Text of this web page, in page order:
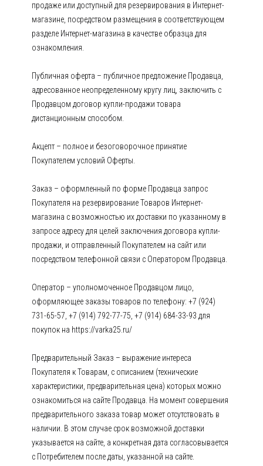
продаже или доступный для резервирования в Интернет-
магазине, посредством размещения в соответствующем
разделе Интернет-магазина в качестве образца для
ознакомления.
Публичная оферта – публичное предложение Продавца,
адресованное неопределенному кругу лиц, заключить с
Продавцом договор купли-продажи товара
дистанционным способом.
Акцепт – полное и безоговорочное принятие
Покупателем условий Оферты.
Заказ – оформленный по форме Продавца запрос
Покупателя на резервирование Товаров Интернет-
магазина с возможностью их доставки по указанному в
запросе адресу для целей заключения договора купли-
продажи, и отправленный Покупателем на сайт или
посредством телефонной связи с Оператором Продавца.
Оператор – уполномоченное Продавцом лицо,
оформляющее заказы товаров по телефону: +7 (924)
731-65-57, +7 (914) 792-77-75, +7 (914) 684-33-93 для
покупок на https://varka25.ru/
Предварительный Заказ – выражение интереса
Покупателя к Товарам, с описанием (технические
характеристики, предварительная цена) которых можно
ознакомиться на сайте Продавца. На момент совершения
предварительного заказа товар может отсутствовать в
наличии. В этом случае срок возможной доставки
указывается на сайте, а конкретная дата согласовывается
с Потребителем после даты, указанной на сайте.